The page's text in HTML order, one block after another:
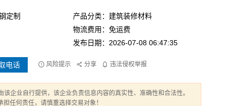
定制
产品分类：建筑装修材料
物流费用：免运费
发布日期：2026-07-08 06:47:35
电话 风险提示 分享 违法侵权举报
该企业自行提供，该企业负责信息内容的真实性、准确性和合法性。
担任何责任，请慎重选择交易对象！